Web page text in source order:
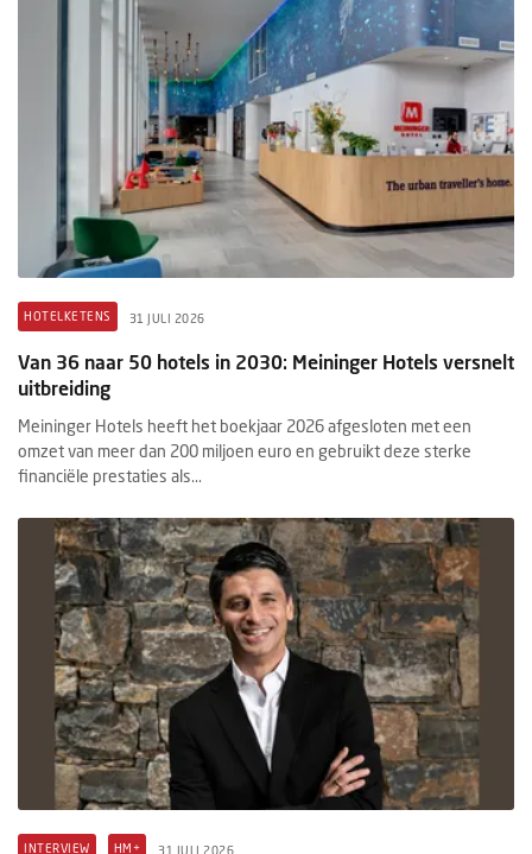
HOTELKETENS 31 JULI 2026
Van 36 naar 50 hotels in 2030: Meininger Hotels versnelt
uitbreiding
Meininger Hotels heeft het boekjaar 2026 afgesloten met een
omzet van meer dan 200 miljoen euro en gebruikt deze sterke
financiële prestaties als...
INTERVIEW HM+ 31 JULI 2026